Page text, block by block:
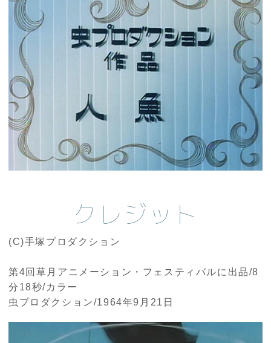
クレジット
(C)手塚プロダクション
第4回草月アニメーション・フェスティバルに出品/8
分18秒/カラー
虫プロダクション/1964年9月21日